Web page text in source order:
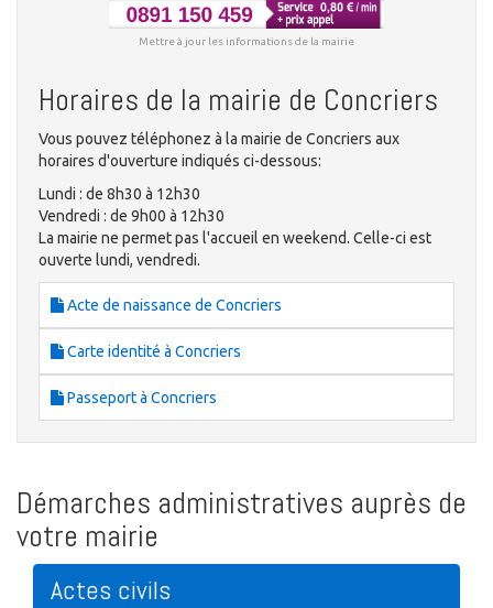
Mettre à jour les informations de la mairie
Horaires de la mairie de Concriers
Vous pouvez téléphonez à la mairie de Concriers aux
horaires d'ouverture indiqués ci-dessous:
Lundi : de 8h30 à 12h30
Vendredi : de 9h00 à 12h30
La mairie ne permet pas l'accueil en weekend. Celle-ci est
ouverte lundi, vendredi.
Acte de naissance de Concriers
Carte identité à Concriers
Passeport à Concriers
Démarches administratives auprès de
votre mairie
Actes civils